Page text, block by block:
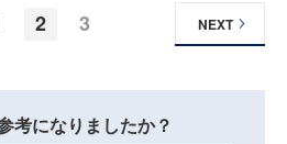
2 3 NEXT
考になりましたか？